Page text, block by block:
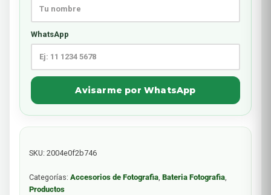
WhatsApp
Avisarme por WhatsApp
SKU: 2004e0f2b746
Categorías: Accesorios de Fotografia, Bateria Fotografia,
Productos